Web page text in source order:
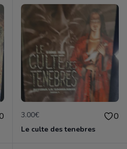
3.00€ 0
Le culte des tenebres